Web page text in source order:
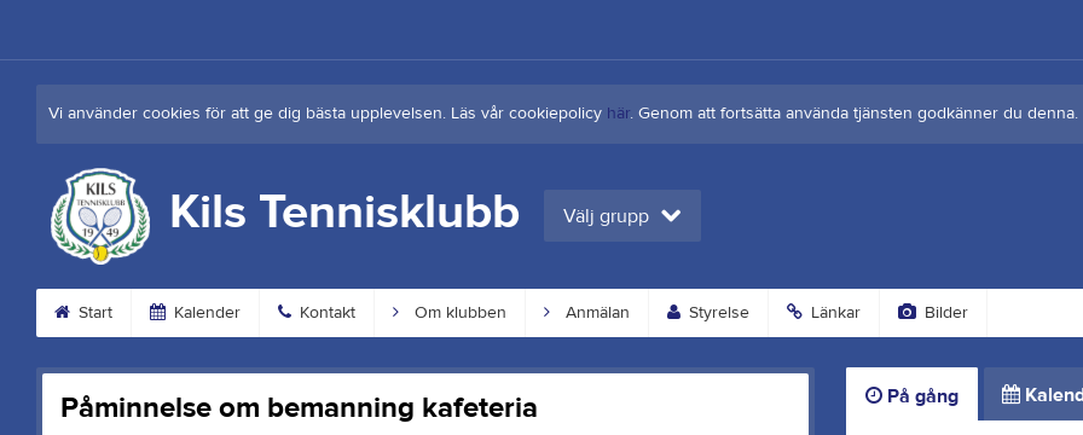
Vi använder cookies för att ge dig bästa upplevelsen. Läs vår cookiepolicy här. Genom att fortsätta använda tjänsten godkänner du denna.
Kils Tennisklubb Välj grupp
Start Kalender Kontakt Om klubben Anmälan Styrelse Länkar Bilder
Påminnelse om bemanning kafeteria På gång